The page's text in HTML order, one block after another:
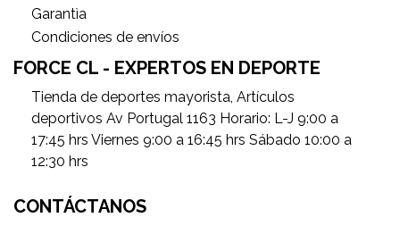
Garantìa
Condiciones de envíos
FORCE CL - EXPERTOS EN DEPORTE
Tienda de deportes mayorista, Artículos
deportivos Av Portugal 1163 Horario: L-J 9:00 a
17:45 hrs Viernes 9:00 a 16:45 hrs Sábado 10:00 a
12:30 hrs
CONTÁCTANOS